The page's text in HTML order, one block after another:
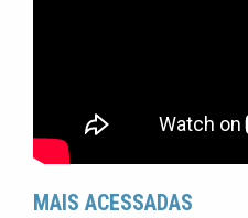
MAIS ACESSADAS